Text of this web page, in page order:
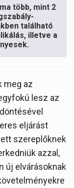
több, mint 2
található
illetve a
meg az
lesz az
eljárást
szereplőknek
azzal,
új elvárásoknak